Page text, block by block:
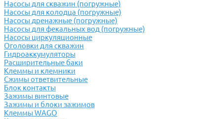
Насосы для скважин (погружные)
Насосы для колодца (погружные)
Насосы дренажные (погружные)
Насосы для фекальных вод (погружные)
Насосы циркуляционные
Оголовки для скважин
Гидроаккумуляторы
Расширительные баки
Клеммы и клемники
Cжимы ответвительные
Блок контакты
Зажимы винтовые
Зажимы и блоки зажимов
Клеммы WAGO